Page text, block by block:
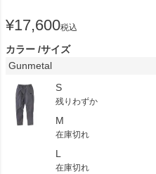
¥17,600税込
カラー サイズ
Gunmetal
S
残りわずか
M
在庫切れ
L
在庫切れ